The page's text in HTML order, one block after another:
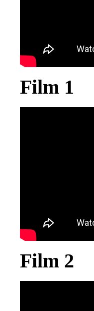
Film 1
Film 2